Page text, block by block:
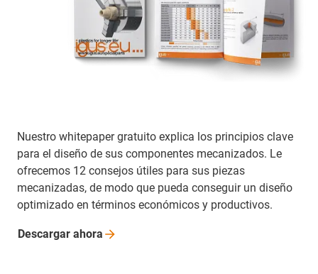
Nuestro whitepaper gratuito explica los principios clave
para el diseño de sus componentes mecanizados. Le
ofrecemos 12 consejos útiles para sus piezas
mecanizadas, de modo que pueda conseguir un diseño
optimizado en términos económicos y productivos.
Descargar ahora